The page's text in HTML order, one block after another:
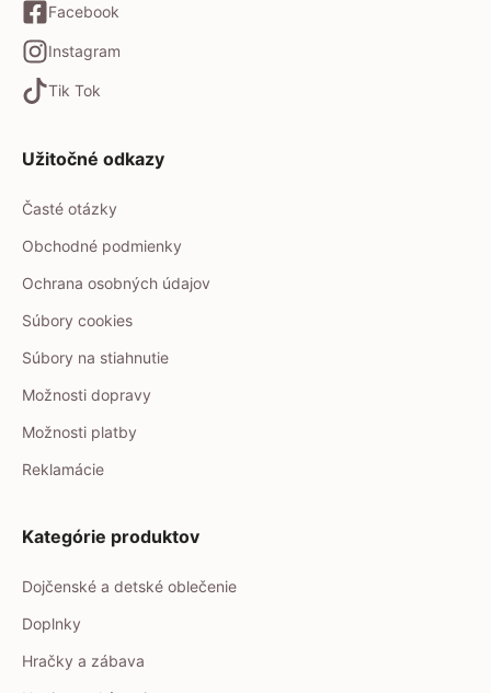
Facebook
Instagram
Tik Tok
Užitočné odkazy
Časté otázky
Obchodné podmienky
Ochrana osobných údajov
Súbory cookies
Súbory na stiahnutie
Možnosti dopravy
Možnosti platby
Reklamácie
Kategórie produktov
Dojčenské a detské oblečenie
Doplnky
Hračky a zábava